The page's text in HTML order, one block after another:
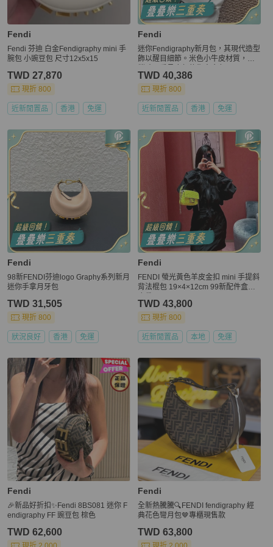
Fendi
Fendi 芬迪 白金Fendigraphy mini 手
腕包 小豌豆包 尺寸12x5x15
TWD 27,870
現折 800
近新閒置品 香港 免運
Fendi
迷你Fendigraphy新月包，其現代造型
飾以醒目細節。米色小牛皮材質，背
TWD 40,386
現折 800
近新閒置品 香港 免運
Fendi
98新FENDI芬迪logo Graphy系列新月
迷你手拿月牙包
TWD 31,505
現折 800
狀況良好 香港 免運
Fendi
FENDI 螢光黃色羊皮金扣 mini 手提斜
背法棍包 19×4×12cm 99新配件盒子
TWD 43,800
現折 800
近新閒置品 本地 免運
Fendi
🎉新品好折扣✨Fendi 8BS081 迷你 F
endigraphy FF 豌豆包 棕色
TWD 62,600
Fendi
全新熱騰騰🔍FENDI fendigraphy 經
典花色彎月包🤎專櫃現售款
TWD 63,800